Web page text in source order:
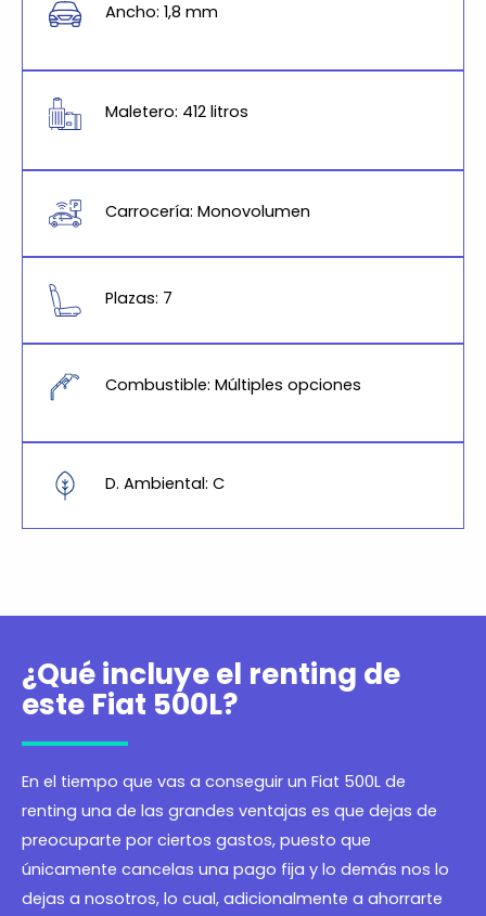
Ancho: 1,8 mm
Maletero: 412 litros
Carrocería: Monovolumen
Plazas: 7
Combustible: Múltiples opciones
D. Ambiental: C
¿Qué incluye el renting de
este Fiat 500L?
En el tiempo que vas a conseguir un Fiat 500L de
renting una de las grandes ventajas es que dejas de
preocuparte por ciertos gastos, puesto que
únicamente cancelas una pago fija y lo demás nos lo
dejas a nosotros, lo cual, adicionalmente a ahorrarte